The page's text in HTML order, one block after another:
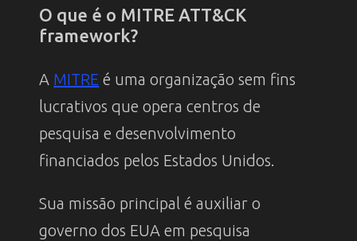
O que é o MITRE ATT&CK
framework?
A MITRE é uma organização sem fins
lucrativos que opera centros de
pesquisa e desenvolvimento
financiados pelos Estados Unidos.
Sua missão principal é auxiliar o
governo dos EUA em pesquisa